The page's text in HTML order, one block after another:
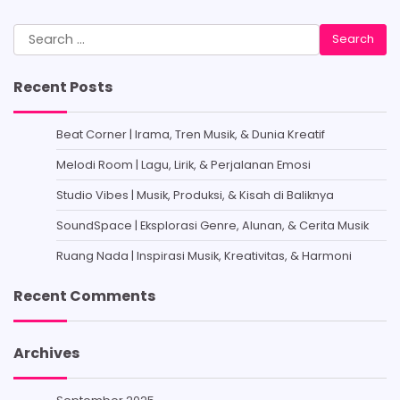
Search
for:
Recent Posts
Beat Corner | Irama, Tren Musik, & Dunia Kreatif
Melodi Room | Lagu, Lirik, & Perjalanan Emosi
Studio Vibes | Musik, Produksi, & Kisah di Baliknya
SoundSpace | Eksplorasi Genre, Alunan, & Cerita Musik
Ruang Nada | Inspirasi Musik, Kreativitas, & Harmoni
Recent Comments
Archives